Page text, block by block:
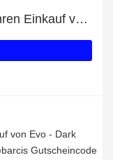
Genießen Sie 53% Rabatt auf Ihren Einkauf von Evo - Dark Brown & Black, ausschließlich online
von Evo - Dark
Gutscheincode